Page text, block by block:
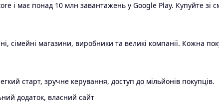
і має понад 10 млн завантажень у Google Play. Купуйте зі
сімейні магазини, виробники та великі компанії. Кожна
старт, зручне керування, доступ до мільйонів покупців.
додаток, власний сайт